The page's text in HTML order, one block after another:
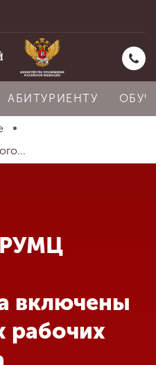
АБИТУРИЕНТУ
РУМЦ
включены
рабочих